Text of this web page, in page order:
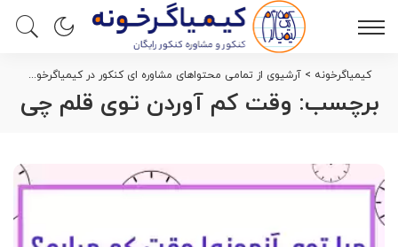
کیمیاگرخونه > آرشیوی از تمامی محتواهای مشاوره ای کنکور در کیمیاگرخونه
برچسب: وقت کم آوردن توی قلم چی